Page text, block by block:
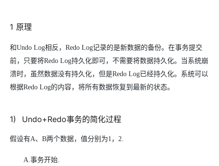
1 原理
和Undo Log相反，Redo Log记录的是新数据的备份。在事务提交
前，只要将Redo Log持久化即可，不需要将数据持久化。当系统崩
溃时，虽然数据没有持久化，但是Redo Log已经持久化。系统可以
根据Redo Log的内容，将所有数据恢复到最新的状态。
1) Undo+Redo事务的简化过程
假设有A、B两个数据，值分别为1，2.
A.事务开始.